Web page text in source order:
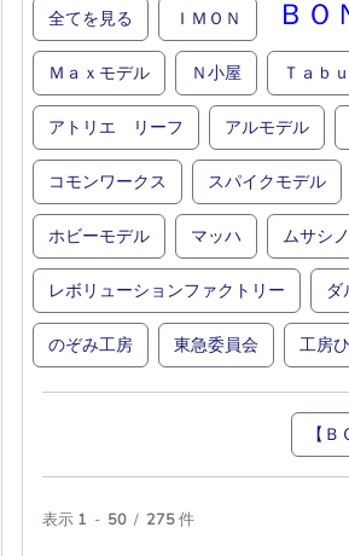
全てを見る ＩＭＯＮ Ｂ
Ｍａｘモデル Ｎ小屋 Ｔａｂ
アトリエ リーフ アルモデル
コモンワークス スパイクモデル
ホビーモデル マッハ ムサシ
レボリューションファクトリー ダ
のぞみ工房 東急委員会 工房
【
表示 1 - 50 / 275件